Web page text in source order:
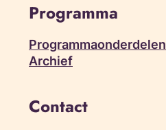
Programma
Programmaonderdelen
Archief
Contact